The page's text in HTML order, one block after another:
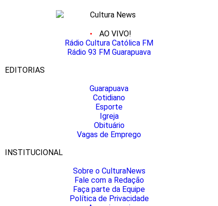
AO VIVO!
Rádio Cultura Católica FM
Rádio 93 FM Guarapuava
EDITORIAS
Guarapuava
Cotidiano
Esporte
Igreja
Obituário
Vagas de Emprego
INSTITUCIONAL
Sobre o CulturaNews
Fale com a Redação
Faça parte da Equipe
Política de Privacidade